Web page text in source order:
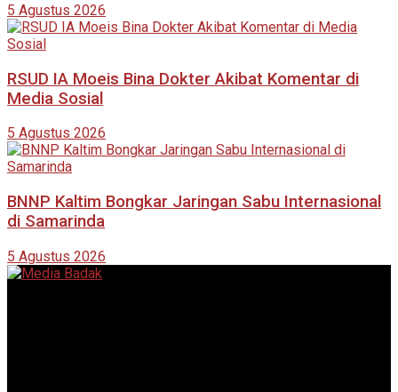
5 Agustus 2026
RSUD IA Moeis Bina Dokter Akibat Komentar di
Media Sosial
5 Agustus 2026
BNNP Kaltim Bongkar Jaringan Sabu Internasional
di Samarinda
5 Agustus 2026